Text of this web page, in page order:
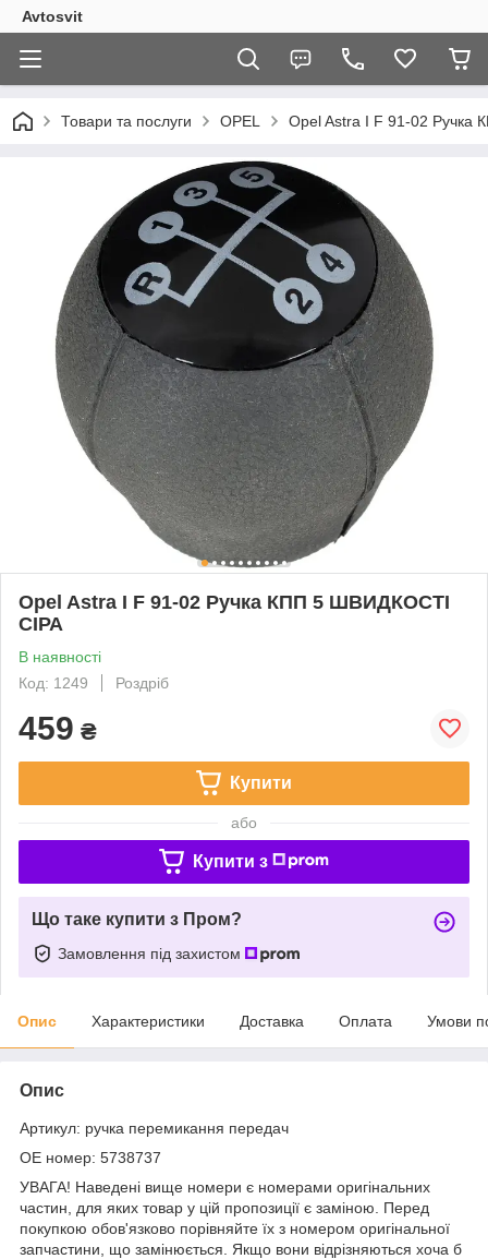
Avtosvit
Товари та послуги OPEL Opel Astra I F 91-02
Opel Astra I F 91-02 Ручка КПП 5 ШВИДКОСТІ
СІРА
В наявності
Код: 1249
Роздріб
459 ₴
Купити
або
Купити з
Що таке купити з Пром?
Замовлення під захистом
Опис Характеристики Доставка Оплата Умови
Опис
Артикул: ручка перемикання передач
OE номер: 5738737
УВАГА! Наведені вище номери є номерами оригінальних
частин, для яких товар у цій пропозиції є заміною. Перед
покупкою обов'язково порівняйте їх з номером оригінальної
запчастини, що замінюється. Якщо вони відрізняються хоча б